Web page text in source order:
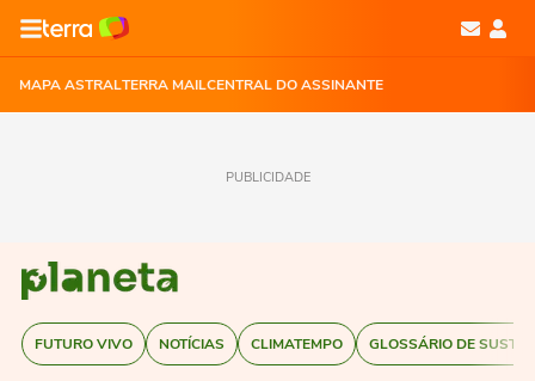
MAPA ASTRALTERRA MAILCENTRAL DO ASSINANTE
PUBLICIDADE
FUTURO VIVO NOTÍCIAS CLIMATEMPO GLOSSÁRIO DE